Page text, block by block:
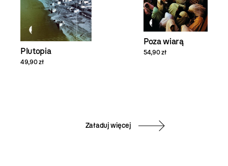
Plutopia
49,90 zł
Poza wiarą
54,90 zł
Załaduj więcej